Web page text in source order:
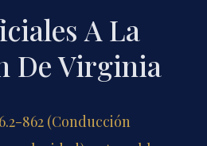
A La
De Virginia
862 (Conducción